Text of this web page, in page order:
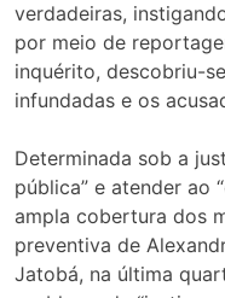
verdadeiras,
por meio de
inquérito, descobriu-
infundadas e os
Determinada sob a
pública” e atender ao
ampla cobertura dos
preventiva de
Jatobá, na última